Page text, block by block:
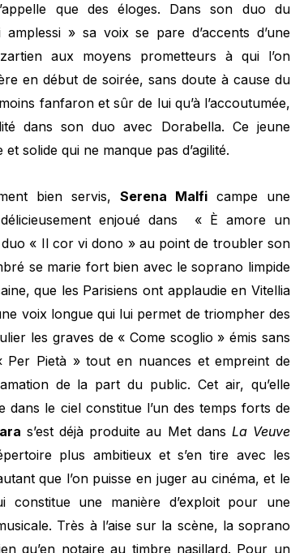
que des éloges. Dans son duo du
» sa voix se pare d’accents d’une
aux moyens prometteurs à qui l’on
en début de soirée, sans doute à cause du
fanfaron et sûr de lui qu’à l’accoutumée,
dans son duo avec Dorabella. Ce jeune
solide qui ne manque pas d’agilité.
bien servis, Serena Malficampe une
enjoué dans « È amore un
« Il cor vi dono » au point de troubler son
se marie fort bien avec le soprano limpide
que les Parisiens ont applaudie en Vitellia
voix longue qui lui permet de triompher des
les graves de « Come scoglio » émis sans
Per Pietà » tout en nuances et empreint de
de la part du public. Cet air, qu’elle
dans le ciel constitue l’un des temps forts de
s’est déjà produite au Met dans La Veuve
plus ambitieux et s’en tire avec les
que l’on puisse en juger au cinéma, et le
constitue une manière d’exploit pour une
Très à l’aise sur la scène, la soprano
qu’en notaire au timbre nasillard. Pour un